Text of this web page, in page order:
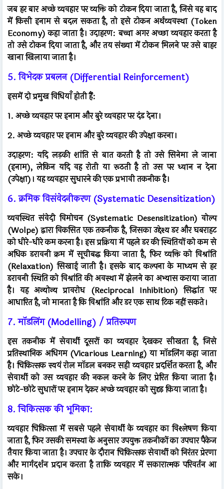
जब हर बार अच्छे व्यवहार पर व्यक्ति को टोकन दिया जाता है, जिसे वह बाद
में किसी इनाम से बदल सकता है, तो इसे टोकन अर्थव्यवस्था (Token
Economy) कहा जाता है। उदाहरण: बच्चा अगर अच्छा व्यवहार करता है
तो उसे टोकन दिया जाता है, और तय संख्या में टोकन मिलने पर उसे बाहर
खाना खिलाया जाता है।
5. विभेदक प्रबलन (Differential Reinforcement)
इसमें दो प्रमुख विधियाँ होती हैं:
1. अच्छे व्यवहार पर इनाम और बुरे व्यवहार पर दंड देना।
2. अच्छे व्यवहार पर इनाम और बुरे व्यवहार की उपेक्षा करना।
उदाहरण: यदि लड़की शांति से बात करती है तो उसे सिनेमा ले जाना
(इनाम), लेकिन यदि वह रोती या रूठती है तो उस पर ध्यान न देना
(उपेक्षा)। यह व्यवहार सुधारने की एक प्रभावी तकनीक है।
6. क्रमिक विसंवेदनीकरण (Systematic Desensitization)
व्यवस्थित संवेदी विमोचन (Systematic Desensitization) वोल्प
(Wolpe) द्वारा विकसित एक तकनीक है, जिसका उद्देश्य डर और घबराहट
को धीरे-धीरे कम करना है। इस प्रक्रिया में पहले डर की स्थितियों को कम से
अधिक डरावनी क्रम में सूचीबद्ध किया जाता है, फिर व्यक्ति को विश्रांति
(Relaxation) सिखाई जाती है। इसके बाद कल्पना के माध्यम से हर
डरावनी स्थिति को विश्रांति की अवस्था में झेलने का अभ्यास कराया जाता
है। यह अन्योन्य प्रावरोध (Reciprocal Inhibition) सिद्धांत पर
आधारित है, जो मानता है कि विश्रांति और डर एक साथ टिक नहीं सकते।
7. मॉडलिंग (Modelling) / प्रतिरूपण
इस तकनीक में सेवार्थी दूसरों का व्यवहार देखकर सीखता है, जिसे
प्रतिस्थानिक अधिगम (Vicarious Learning) या मॉडलिंग कहा जाता
है। चिकित्सक स्वयं रोल मॉडल बनकर सही व्यवहार प्रदर्शित करता है, और
सेवार्थी को उस व्यवहार की नकल करने के लिए प्रेरित किया जाता है।
छोटे-छोटे सुधारों पर इनाम देकर अच्छे व्यवहार को सुदृढ़ किया जाता है।
8. चिकित्सक की भूमिका:
व्यवहार चिकित्सा में सबसे पहले सेवार्थी के व्यवहार का विश्लेषण किया
जाता है, फिर उसकी समस्या के अनुसार उपयुक्त तकनीकों का उपचार पैकेज
तैयार किया जाता है। उपचार के दौरान चिकित्सक सेवार्थी को निरंतर प्रेरणा
और मार्गदर्शन प्रदान करता है ताकि व्यवहार में सकारात्मक परिवर्तन आ
सके।